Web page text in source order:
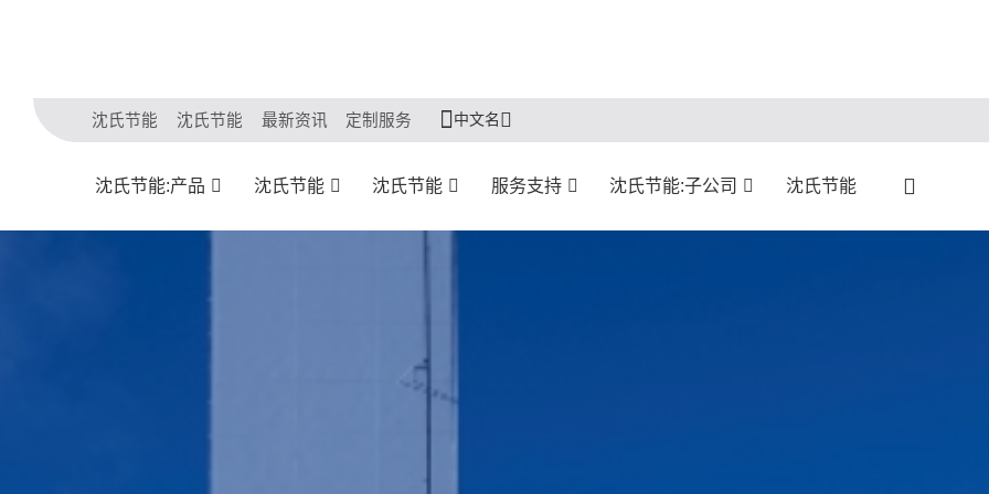
沈氏节能 沈氏节能 最新资讯 定制服务 中文名
沈氏节能:产品 沈氏节能 沈氏节能 服务支持 沈氏节能:子公司 沈氏节能